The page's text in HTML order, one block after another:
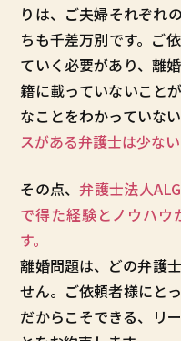
りは、ご夫婦それぞれ
ちも千差万別です。ご
ていく必要があり、離
籍に載っていないこと
なことをわかっていな
スがある弁護士は少ない
その点、弁護士法人
で得た経験とノウハウ
す。
離婚問題は、どの弁護
せん。ご依頼者様にと
だからこそできる、リ